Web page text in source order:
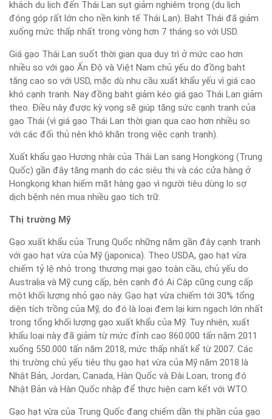
khách du lịch đến Thái Lan sụt giảm nghiêm trọng (du lịch
đóng góp rất lớn cho nền kinh tế Thái Lan). Baht Thái đã giảm
xuống mức thấp nhất trong vòng hơn 7 tháng so với USD.
Giá gạo Thái Lan suốt thời gian qua duy trì ở mức cao hơn
nhiều so với gạo Ấn Độ và Việt Nam chủ yếu do đồng baht
tăng cao so với USD, mặc dù nhu cầu xuất khẩu yếu vì giá cao
khó cạnh tranh. Nay đồng baht giảm kéo giá gạo Thái Lan giảm
theo. Điều này được kỳ vọng sẽ giúp tăng sức cạnh tranh của
gạo Thái (vì giá gạo Thái Lan thời gian qua cao hơn nhiều so
với các đối thủ nên khó khăn trong việc cạnh tranh).
Xuất khẩu gạo Hương nhài của Thái Lan sang Hongkong (Trung
Quốc) gần đây tăng mạnh do các siêu thị và các cửa hàng ở
Hongkong khan hiếm mặt hàng gạo vì người tiêu dùng lo sợ
dịch bệnh nên mua nhiều gạo tích trữ.
Thị trường Mỹ
Gạo xuất khẩu của Trung Quốc những năm gần đây cạnh tranh
với gạo hạt vừa của Mỹ (japonica). Theo USDA, gạo hạt vừa
chiếm tỷ lệ nhỏ trong thương mại gạo toàn cầu, chủ yếu do
Australia và Mỹ cung cấp, bên cạnh đó Ai Cập cũng cung cấp
một khối lượng nhỏ gạo này. Gạo hạt vừa chiếm tới 30% tổng
diện tích trồng của Mỹ, do đó là loại đem lại kim ngạch lớn nhất
trong tổng khối lượng gạo xuất khẩu của Mỹ. Tuy nhiên, xuất
khẩu loại này đã giảm từ mức đỉnh cao 860.000 tấn năm 2011
xuống 550.000 tấn năm 2018, mức thấp nhất kể từ 2007. Các
thị trường chủ yếu tiêu thụ gạo hạt vừa của Mỹ năm 2018 là
Nhật Bản, Jordan, Canada, Hàn Quốc và Đài Loan, trong đó
Nhật Bản và Hàn Quốc nhập để thực hiện cam kết với WTO.
Gạo hạt vừa của Trung Quốc đang chiếm dần thị phần của gạo